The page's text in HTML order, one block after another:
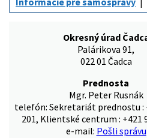
Okresný úrad
Palárikova 91,
022 01 Čadca
Prednosta
Mgr. Peter Rusnák
telefón: Sekretariát prednostu :
201, Klientské centrum : +421
e-mail: Pošli správu